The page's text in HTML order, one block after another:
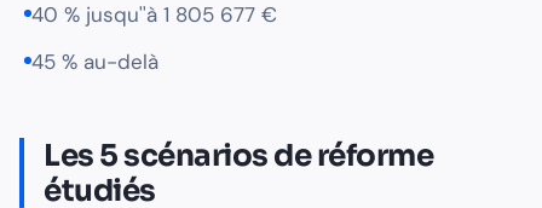
40 % jusqu''à 1 805 677 €
45 % au-delà
Les 5 scénarios de réforme
étudiés